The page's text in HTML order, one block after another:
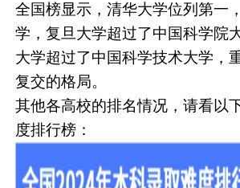
全国榜显示，清华大学位列第一
学，复旦大学超过了中国科学院
大学超过了中国科学技术大学，
复交的格局。
其他各高校的排名情况，请看以
度排行榜：